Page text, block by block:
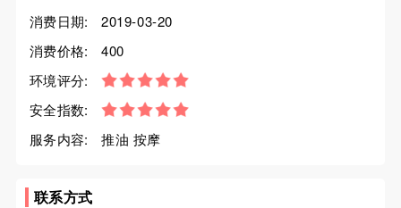
消费日期:
2019-03-20
消费价格:
400
环境评分:
安全指数:
服务内容:
推油 按摩
联系方式